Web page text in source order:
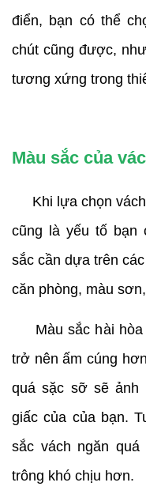
điển, bạn có thể
chút cũng được,
tương xứng trong
Màu sắc của
Khi lựa chọn vách
cũng là yếu tố bạn
sắc cần dựa trên
căn phòng, màu
Màu sắc hài hòa
trở nên ấm cúng
quá sặc sỡ sẽ ảnh
giấc của của bạn.
sắc vách ngăn
trông khó chịu hơn.